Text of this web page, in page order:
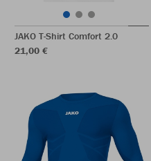
JAKO T-Shirt Comfort 2.0
21,00 €